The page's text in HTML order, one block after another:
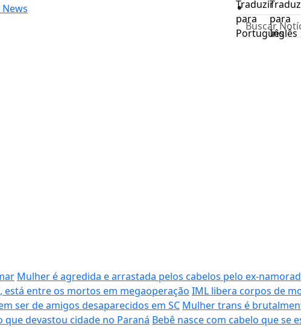
Mulher é agredida e arrastada pelos cabelos pelo ex-
está entre os mortos em megaoperação IML libera corpos de
ser de amigos desaparecidos em SC Mulher trans é
devastou cidade no Paraná Bebê nasce com cabelo que se